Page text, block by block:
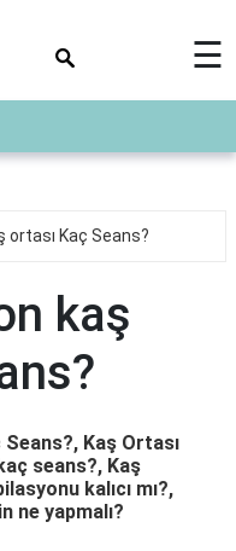
☰
ortası Kaç Seans?
kaş
Kaş Ortası
seans?, Kaş
kalıcı mı?,
ne yapmalı?